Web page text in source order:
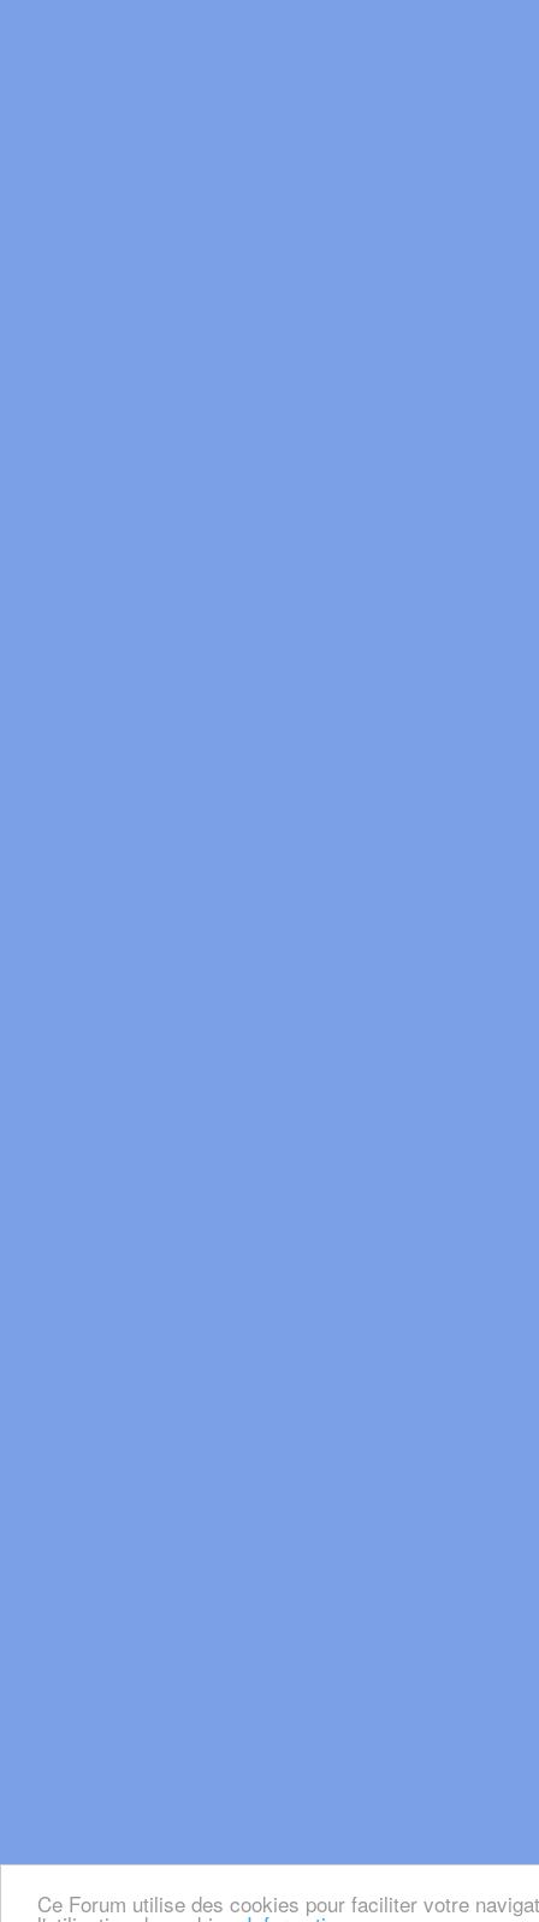
Ce Forum utilise des cookies pour faciliter votre